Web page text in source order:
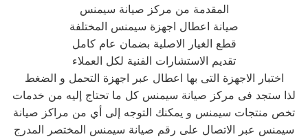
المقدمة من مركز صيانة سيمنس
صيانة اعطال اجهزة سيمنس المختلفة
قطع الغيار الاصلية بضمان عام كامل
تقديم الاستشارات الفنية لكل العملاء
اختبار الاجهزة التى بها اعطال عبر اجهزة التحمل و الضغط
لذا ستجد فى مركز صيانة سيمنس كل ما تحتاج إليه من خدمات
تخص منتجات سيمنس و يمكنك التوجه إلى أي من مراكز صيانة
سيمنس عبر الاتصال على رقم صيانة سيمنس المختصر المدرج